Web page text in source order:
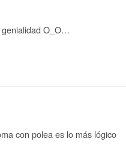
genialidad O_O…
con polea es lo más lógico